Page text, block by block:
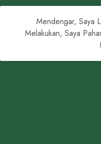
Mendengar, Saya
Melakukan, Saya